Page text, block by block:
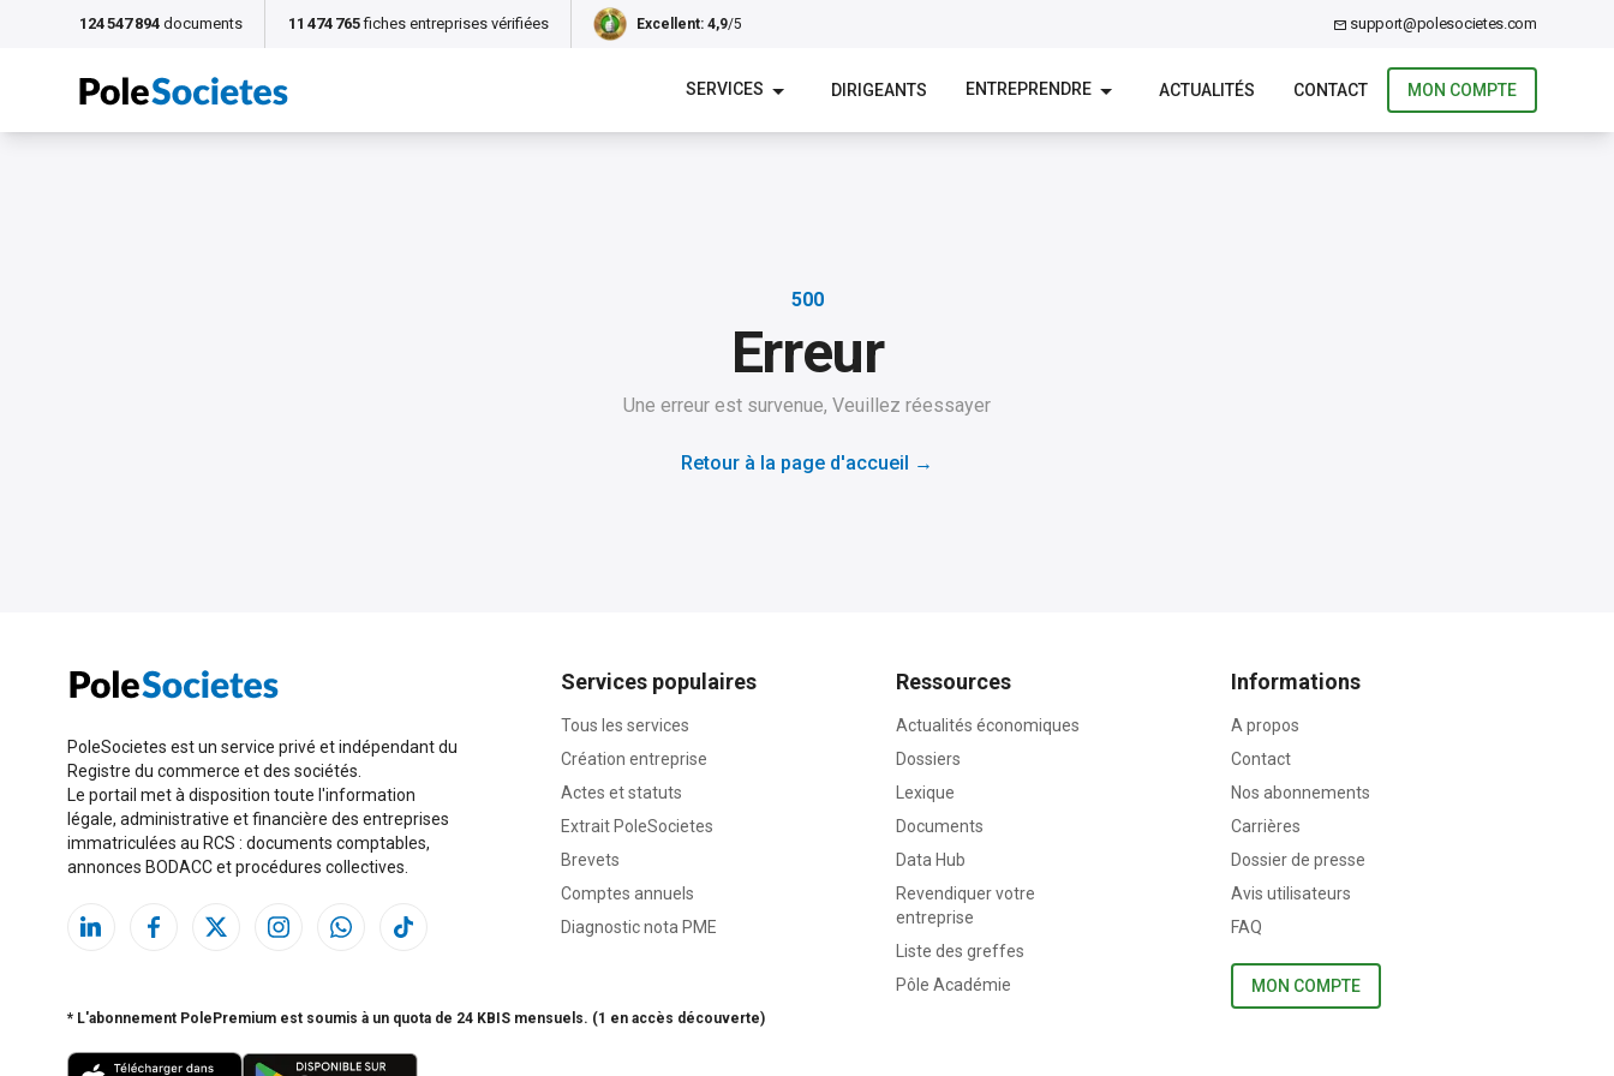
124 547 894 documents 11 474 765 fiches entreprises vérifiées Excellent: 4,9/5 support@polesocietes.com
SERVICES DIRIGEANTS ENTREPRENDRE ACTUALITÉS CONTACT MON COMPTE
500
Erreur
Une erreur est survenue, Veuillez réessayer
Retour à la page d'accueil →
PoleSocietes est un service privé et indépendant du
Registre du commerce et des sociétés.
Le portail met à disposition toute l'information
légale, administrative et financière des entreprises
immatriculées au RCS : documents comptables,
annonces BODACC et procédures collectives.
Services populaires
Tous les services
Création entreprise
Actes et statuts
Extrait PoleSocietes
Brevets
Comptes annuels
Diagnostic nota PME
Ressources
Actualités économiques
Dossiers
Lexique
Documents
Data Hub
Revendiquer votre
entreprise
Liste des greffes
Pôle Académie
Informations
A propos
Contact
Nos abonnements
Carrières
Dossier de presse
Avis utilisateurs
FAQ
MON COMPTE
* L'abonnement PolePremium est soumis à un quota de 24 KBIS mensuels. (1 en accès découverte)